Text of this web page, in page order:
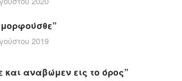
2019
και αναβώμεν εις το όρος”